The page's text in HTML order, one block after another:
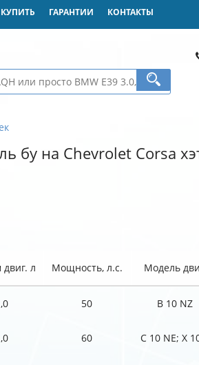
ГАРАНТИИ КОНТАКТЫ
бу на Chevrolet Corsa
л Мощность, л.с. Модель
50 B 10 NZ
60 C 10 NE; X